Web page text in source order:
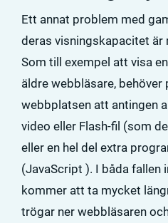
Ett annat problem med
deras visningskapacitet är
Som till exempel att visa
äldre webbläsare,
webbplatsen att antingen
video eller Flash-fil (som
eller en hel del extra
(JavaScript ). I båda fallen
kommer att ta mycket
trögar ner webbläsaren